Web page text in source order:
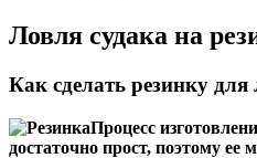
Ловля судака на
Как сделать резинку для
Процесс
достаточно прост, поэтому ее